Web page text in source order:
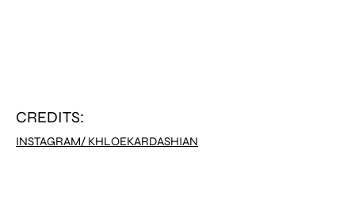
CREDITS:
INSTAGRAM/ KHLOEKARDASHIAN